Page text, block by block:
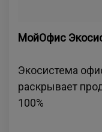
МойОфис
Экосистема
раскрывает
100%